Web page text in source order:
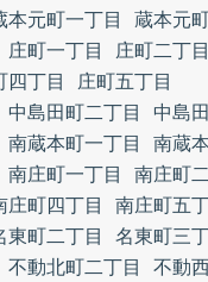
本元町一丁目
蔵本元
庄町一丁目
庄町二丁目
四丁目
庄町五丁目
中島田町二丁目
中島
南蔵本町一丁目
南蔵
南庄町一丁目
南庄町
庄町四丁目
南庄町五
東町二丁目
名東町三
不動北町二丁目
不動